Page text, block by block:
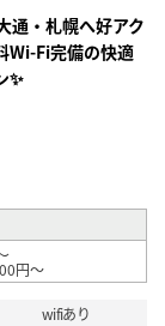
録
通・札幌へ好アク
Wi-Fi完備の快適
✨
円～
wifiあり